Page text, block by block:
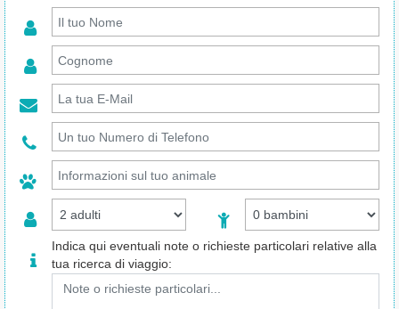
Indica qui eventuali note o richieste particolari relative alla
tua ricerca di viaggio: